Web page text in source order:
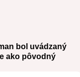
bol uvádzaný
ako pôvodný